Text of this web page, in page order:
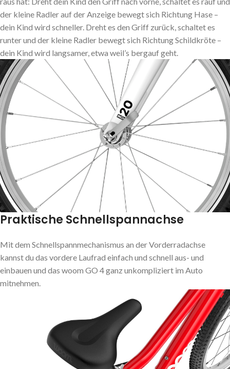
der kleine Radler auf der Anzeige bewegt sich Richtung Hase –
dein Kind wird schneller. Dreht es den Griff zurück, schaltet es
runter und der kleine Radler bewegt sich Richtung Schildkröte –
dein Kind wird langsamer, etwa weil’s bergauf geht.
Praktische Schnellspannachse
Mit dem Schnellspannmechanismus an der Vorderradachse
kannst du das vordere Laufrad einfach und schnell aus- und
einbauen und das woom GO 4 ganz unkompliziert im Auto
mitnehmen.